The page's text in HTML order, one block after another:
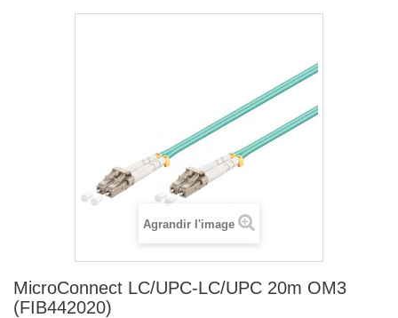
Agrandir l'image
MicroConnect LC/UPC-LC/UPC 20m OM3
(FIB442020)